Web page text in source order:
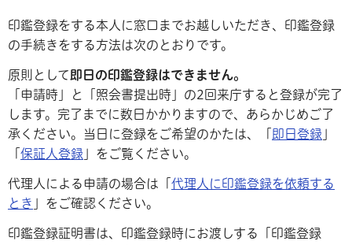
印鑑登録をする本人に窓口までお越しいただき、印鑑登録
の手続きをする方法は次のとおりです。
原則として 即日の印鑑登録はできません。
「申請時」と「照会書提出時」の2回来庁すると登録が完了
します。完了までに数日かかりますので、あらかじめご了
承ください。当日に登録をご希望のかたは、「
即日登録
保証人登録 」をご覧ください。
代理人による申請の場合は「 代理人に印鑑登録を依頼する
とき
」をご確認ください。
印鑑登録証明書は、印鑑登録時にお渡しする「印鑑登録